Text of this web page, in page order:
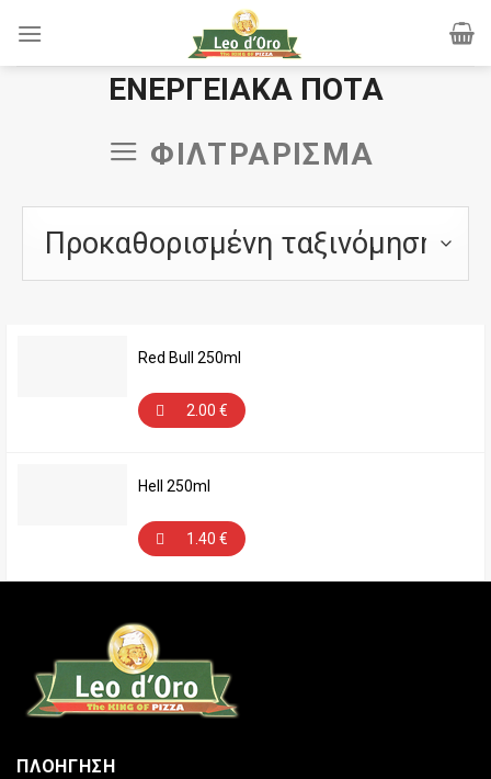
ΕΝΕΡΓΕΙΑΚΆ ΠΟΤΆ
ΦΙΛΤΡΆΡΙΣΜΑ
Red Bull 250ml
2.00 €
Hell 250ml
1.40 €
ΠΛΟΗΓΗΣΗ